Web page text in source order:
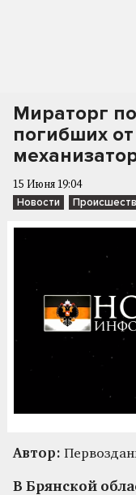
Мираторг
погибших
15 Июня 19:04
Новости
Автор:
В Брянской